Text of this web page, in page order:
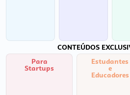
CONTEÚDOS
Para
Startups
Estudantes
e
Educadores